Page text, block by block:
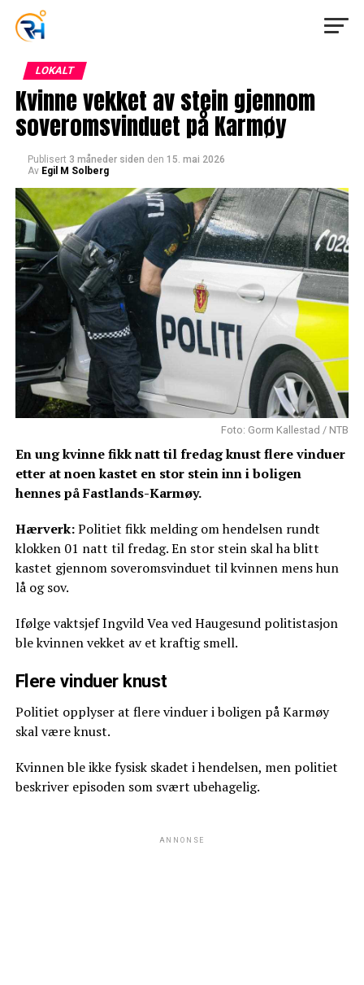
LOKALT
Kvinne vekket av stein gjennom
soveromsvinduet på Karmøy
Publisert 3 måneder siden den 15. mai 2026
Av Egil M Solberg
Foto: Gorm Kallestad / NTB
En ung kvinne fikk natt til fredag knust flere vinduer
etter at noen kastet en stor stein inn i boligen
hennes på Fastlands-Karmøy.
Hærverk:Politiet fikk melding om hendelsen rundt
klokken 01 natt til fredag. En stor stein skal ha blitt
kastet gjennom soveromsvinduet til kvinnen mens hun
lå og sov.
Ifølge vaktsjef Ingvild Vea ved Haugesund politistasjon
ble kvinnen vekket av et kraftig smell.
Flere vinduer knust
Politiet opplyser at flere vinduer i boligen på Karmøy
skal være knust.
Kvinnen ble ikke fysisk skadet i hendelsen, men politiet
beskriver episoden som svært ubehagelig.
ANNONSE